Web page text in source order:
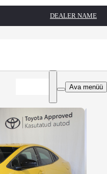
DEALER NAME
Ava menüü